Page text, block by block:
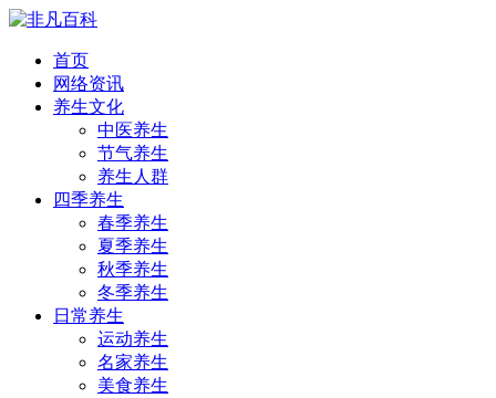
首页
网络资讯
养生文化
中医养生
节气养生
养生人群
四季养生
春季养生
夏季养生
秋季养生
冬季养生
日常养生
运动养生
名家养生
美食养生